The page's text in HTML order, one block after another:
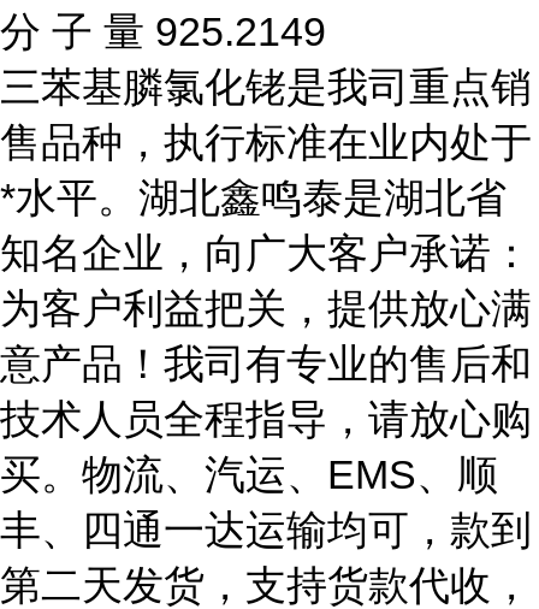
分 子 量 925.2149
三苯基膦氯化铑是我司重点销
售品种，执行标准在业内处于
*水平。湖北鑫鸣泰是湖北省
知名企业，向广大客户承诺：
为客户利益把关，提供放心满
意产品！我司有专业的售后和
技术人员全程指导，请放心购
买。物流、汽运、EMS、顺
丰、四通一达运输均可，款到
第二天发货，支持货款代收，